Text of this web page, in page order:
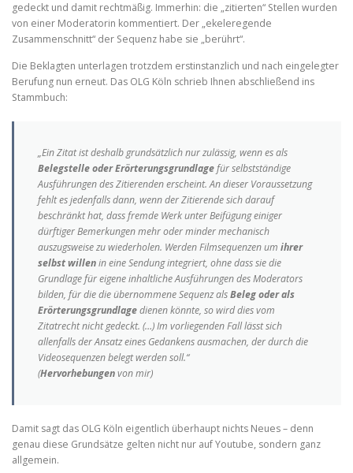
gedeckt und damit rechtmäßig. Immerhin: die „zitierten“ Stellen wurden
von einer Moderatorin kommentiert. Der „ekeleregende
Zusammenschnitt“ der Sequenz habe sie „berührt“.
Die Beklagten unterlagen trotzdem erstinstanzlich und nach eingelegter
Berufung nun erneut. Das OLG Köln schrieb Ihnen abschließend ins
Stammbuch:
„Ein Zitat ist deshalb grundsätzlich nur zulässig, wenn es als
Belegstelle oder Erörterungsgrundlagefür selbstständige
Ausführungen des Zitierenden erscheint. An dieser Voraussetzung
fehlt es jedenfalls dann, wenn der Zitierende sich darauf
beschränkt hat, dass fremde Werk unter Beifügung einiger
dürftiger Bemerkungen mehr oder minder mechanisch
auszugsweise zu wiederholen. Werden Filmsequenzen um ihrer
selbst willenin eine Sendung integriert, ohne dass sie die
Grundlage für eigene inhaltliche Ausführungen des Moderators
bilden, für die die übernommene Sequenz alsBeleg oder als
Erörterungsgrundlagedienen könnte, so wird dies vom
Zitatrecht nicht gedeckt. (…) Im vorliegenden Fall lässt sich
allenfalls der Ansatz eines Gedankens ausmachen, der durch die
Videosequenzen belegt werden soll.“
(Hervorhebungenvon mir)
Damit sagt das OLG Köln eigentlich überhaupt nichts Neues – denn
genau diese Grundsätze gelten nicht nur auf Youtube, sondern ganz
allgemein.